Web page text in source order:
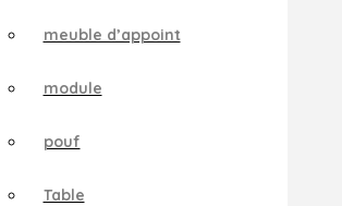
meuble d’appoint
module
pouf
Table